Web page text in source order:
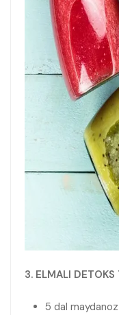
3. ELMALI
5 dal maydanoz